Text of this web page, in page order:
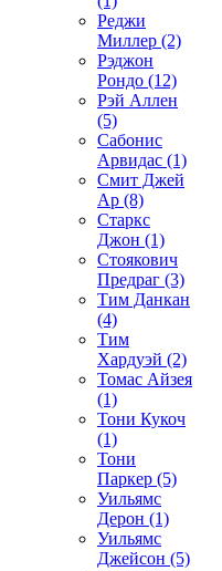
Реджи
Миллер (2)
Рэджон
Рондо (12)
Рэй Аллен
(5)
Сабонис
Арвидас (1)
Смит Джей
Ар (8)
Старкс
Джон (1)
Стоякович
Предраг (3)
Тим Данкан
(4)
Тим
Хардуэй (2)
Томас Айзея
(1)
Тони Кукоч
(1)
Тони
Паркер (5)
Уильямс
Дерон (1)
Уильямс
Джейсон (5)